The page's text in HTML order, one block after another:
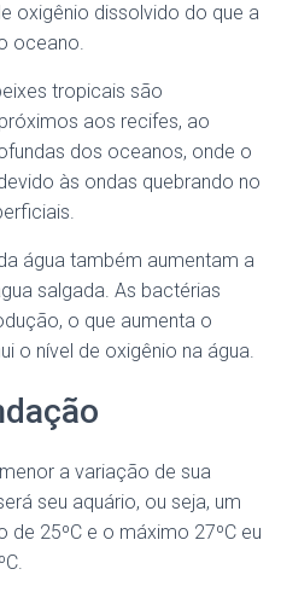
oxigênio dissolvido do que a
oceano.
tropicais são
aos recifes, ao
dos oceanos, onde o
às ondas quebrando no
água também aumentam a
salgada. As bactérias
o que aumenta o
o nível de oxigênio na água.
a variação de sua
seu aquário, ou seja, um
de 25ºC e o máximo 27ºC eu